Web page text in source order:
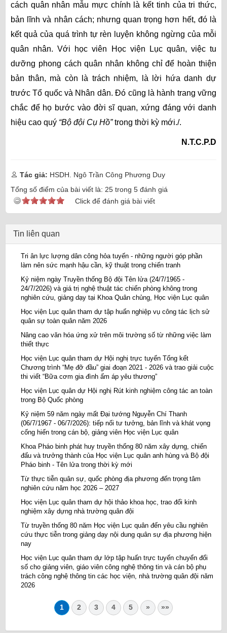
cách quân nhân mẫu mực chính là kết tinh của tri thức,
bản lĩnh và nhân cách; nhưng quan trọng hơn hết, đó là
kết quả của quá trình tự rèn luyện không ngừng của mỗi
quân nhân. Với học viên Học viện Lục quân, việc tu
dưỡng phong cách quân nhân không chỉ để hoàn thiện
bản thân, mà còn là trách nhiệm, là lời hứa danh dự
trước Tổ quốc và Nhân dân. Đó cũng là hành trang vững
chắc để họ bước vào đời sĩ quan, xứng đáng với danh
hiệu cao quý “Bộ đội Cụ Hồ”trong thời kỳ mới./.
N.T.C.P.D
Tác giả: HSDH. Ngô Trần Công Phương Duy
Tổng số điểm của bài viết là: 25 trong 5 đánh giá
Click để đánh giá bài viết
Tin liên quan
Tri ân lực lượng dân công hỏa tuyến - những người góp phần
làm nên sức mạnh hậu cần, kỹ thuật trong chiến tranh
Kỷ niệm ngày Truyền thống Bộ đội Tên lửa (24/7/1965 -
24/7/2026) và giá trị nghệ thuật tác chiến phòng không trong
nghiên cứu, giảng dạy tại Khoa Quân chủng, Học viện Lục quân
Học viện Lục quân tham dự tập huấn nghiệp vụ công tác lịch sử
quân sự toàn quân năm 2026
Nâng cao văn hóa ứng xử trên môi trường số từ những việc làm
thiết thực
Học viện Lục quân tham dự Hội nghị trực tuyến Tổng kết
Chương trình “Mẹ đỡ đầu” giai đoạn 2021 - 2026 và trao giải cuộc
thi viết “Bữa cơm gia đình ấm áp yêu thương”
Học viện Lục quân dự Hội nghị Rút kinh nghiệm công tác an toàn
trong Bộ Quốc phòng
Kỷ niệm 59 năm ngày mất Đại tướng Nguyễn Chí Thanh
(06/7/1967 - 06/7/2026): tiếp nối tư tưởng, bản lĩnh và khát vọng
cống hiến trong cán bộ, giảng viên Học viện Lục quân
Khoa Pháo binh phát huy truyền thống 80 năm xây dựng, chiến
đấu và trưởng thành của Học viện Lục quân anh hùng và Bộ đội
Pháo binh - Tên lửa trong thời kỳ mới
Từ thực tiễn quân sự, quốc phòng địa phương đến trọng tâm
nghiên cứu năm học 2026 – 2027
Học viện Lục quân tham dự hội thảo khoa học, trao đổi kinh
nghiệm xây dựng nhà trường quân đội
Từ truyền thống 80 năm Học viện Lục quân đến yêu cầu nghiên
cứu thực tiễn trong giảng dạy nội dung quân sự địa phương hiện
nay
Học viện Lục quân tham dự lớp tập huấn trực tuyến chuyển đổi
số cho giảng viên, giáo viên công nghệ thông tin và cán bộ phụ
trách công nghệ thông tin các học viện, nhà trường quân đội năm
2026
1 2 3 4 5 » »»